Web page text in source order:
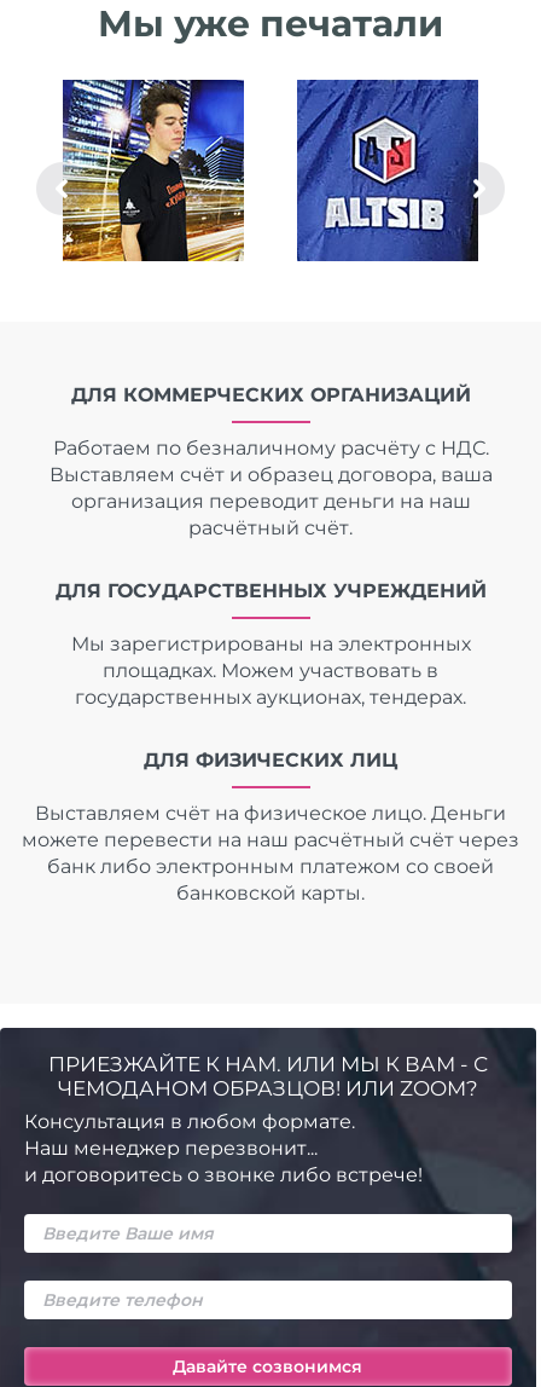
Мы уже печатали
ДЛЯ КОММЕРЧЕСКИХ ОРГАНИЗАЦИЙ
Работаем по безналичному расчёту с НДС.
Выставляем счёт и образец договора, ваша
организация переводит деньги на наш
расчётный счёт.
ДЛЯ ГОСУДАРСТВЕННЫХ УЧРЕЖДЕНИЙ
Мы зарегистрированы на электронных
площадках. Можем участвовать в
государственных аукционах, тендерах.
ДЛЯ ФИЗИЧЕСКИХ ЛИЦ
Выставляем счёт на физическое лицо. Деньги
можете перевести на наш расчётный счёт через
банк либо электронным платежом со своей
банковской карты.
ПРИЕЗЖАЙТЕ К НАМ. ИЛИ МЫ К ВАМ - С
ЧЕМОДАНОМ ОБРАЗЦОВ! ИЛИ ZOOM?
Консультация в любом формате.
Наш менеджер перезвонит...
и договоритесь о звонке либо встрече!